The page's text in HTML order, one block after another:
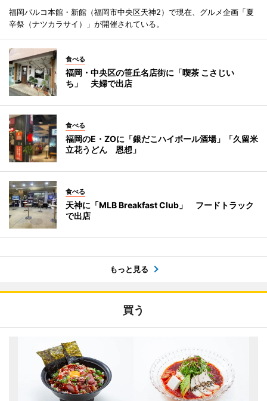
福岡パルコ本館・新館（福岡市中央区天神2）で現在、グルメ企画「夏
辛祭（ナツカラサイ）」が開催されている。
食べる
福岡・中央区の笹丘名店街に「喫茶 こさじい
ち」 夫婦で出店
食べる
福岡のE・ZOに「銀だこハイボール酒場」「久留米
立花うどん 恩想」
食べる
天神に「MLB Breakfast Club」 フードトラック
で出店
もっと見る
買う